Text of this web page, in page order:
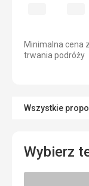
Minimalna cena
trwania podróży
Wszystkie
Wybierz